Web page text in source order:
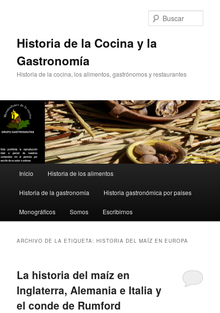
Historia de la Cocina y la
Gastronomía
Historia de la cocina, los alimentos, gastrónomos y restaurantes
principal
Inicio Historia de los alimentos
Historia de la gastronomia Historia gastronómica por paises
Monográficos Somos Escribirnos
ARCHIVO DE LA ETIQUETA:HISTORIA DEL MAÍZ EN EUROPA
La historia del maíz en
Inglaterra, Alemania e Italia y
el conde de Rumford